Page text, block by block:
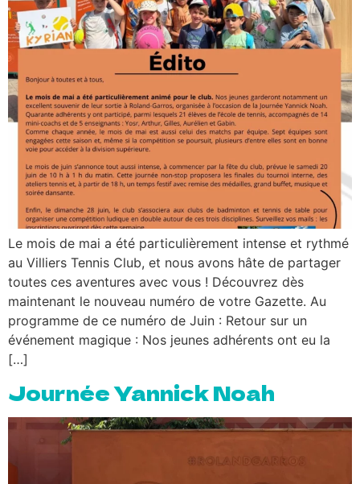
Le mois de mai a été particulièrement intense et rythmé
au Villiers Tennis Club, et nous avons hâte de partager
toutes ces aventures avec vous ! Découvrez dès
maintenant le nouveau numéro de votre Gazette. Au
programme de ce numéro de Juin : Retour sur un
événement magique : Nos jeunes adhérents ont eu la
[…]
Journée Yannick Noah